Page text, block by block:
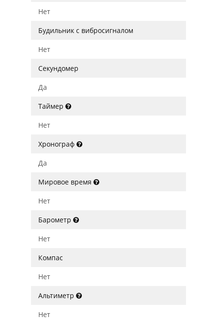
Нет
Будильник с вибросигналом
Нет
Секундомер
Да
Таймер
Нет
Хронограф
Да
Мировое время
Нет
Барометр
Нет
Компас
Нет
Альтиметр
Нет